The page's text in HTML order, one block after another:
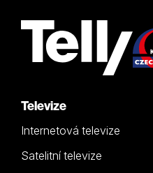
Televize
Internetová televize
Satelitní televize